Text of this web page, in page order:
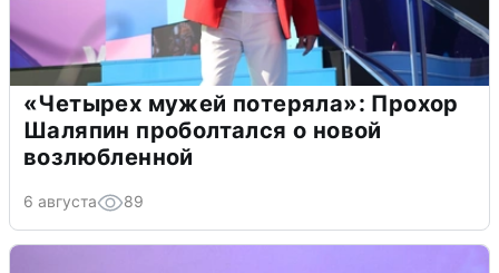
«Четырех мужей потеряла»: Прохор
Шаляпин проболтался о новой
возлюбленной
6 августа 89